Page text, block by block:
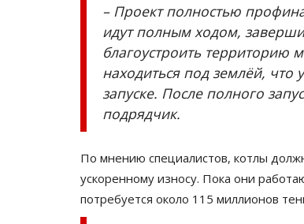
– Проект полностью
идут полным ходом,
благоустроить территорию
находиться под землёй, что
запуске. После полного
подрядчик.
По мнению специалистов, котлы
ускоренному износу. Пока они
потребуется около 115 миллионов
История одного памятника